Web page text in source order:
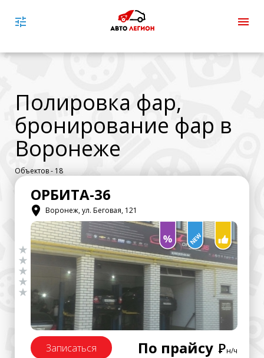
Полировка фар,
бронирование фар в
Воронеже
Объектов - 18
ОРБИТА-36
Воронеж, ул. Беговая, 121
Записаться По прайсу Рн/ч